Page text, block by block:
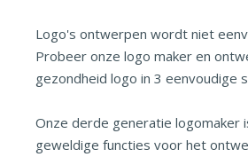
Logo's ontwerpen wordt niet
Probeer onze logo maker en
gezondheid logo in 3 eenvoudige
Onze derde generatie logomaker
geweldige functies voor het